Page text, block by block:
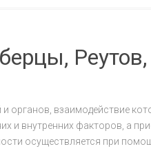
органов, взаимодействие
и внутренних факторов, а
осуществляется при